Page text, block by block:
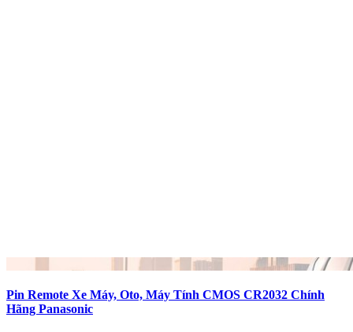
Pin Remote Xe Máy, Oto, Máy Tính CMOS CR2032 Chính
Hãng Panasonic